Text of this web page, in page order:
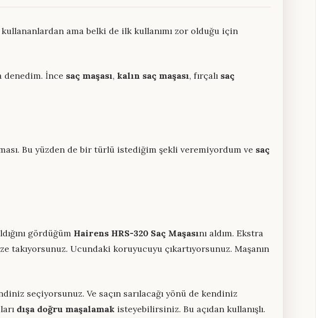
ama belki de ilk kullanımı zor olduğu için
denedim. İnce saç maşası,kalın saç maşası, fırçalı saç
Bu yüzden de bir türlü istediğim şekli veremiyordum ve saç
gördüğüm Hairens HRS-320 Saç Maşasını aldım. Ekstra
takıyorsunuz. Ucundaki koruyucuyu çıkartıyorsunuz. Maşanın
seçiyorsunuz. Ve saçın sarılacağı yönü de kendiniz
dışa doğru maşalamak isteyebilirsiniz. Bu açıdan kullanışlı.